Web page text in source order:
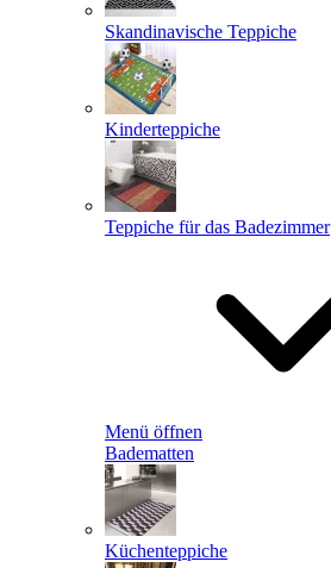
Skandinavische Teppiche
Kinderteppiche
Teppiche für das Badezimmer
Menü öffnen
Badematten
Küchenteppiche